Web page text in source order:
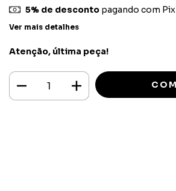
5% de descontopagando com Pix
Ver mais detalhes
Atenção, última peça!